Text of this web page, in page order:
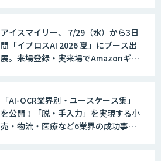
アイスマイリー、 7/29（水）から3日
間「イプロスAI 2026 夏」にブース出
展。来場登録・実来場でAmazonギフ
「AI-OCR業界別・ユースケース集」
を公開！「脱・手入力」を実現する小
売・物流・医療など6業界の成功事例